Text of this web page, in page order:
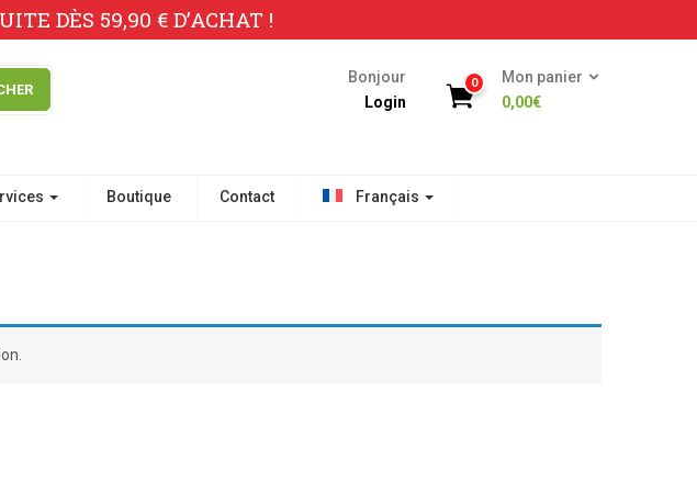
DÈS 59,90 € D’ACHAT !
Bonjour
Login
0
Mon panier
0,00€
Boutique Contact Français